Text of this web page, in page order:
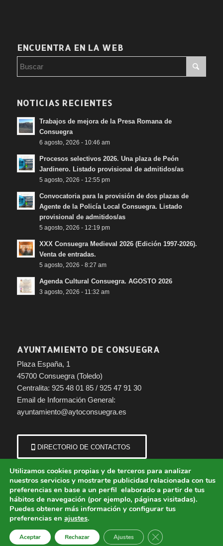
ENCUENTRA EN LA WEB
NOTICIAS RECIENTES
Trabajos de mejora de la Presa Romana de
Consuegra
6 agosto, 2026 - 10:46 am
Procesos selectivos 2026. Una plaza de Peón
Jardinero. Listado provisional de admitidos/as
5 agosto, 2026 - 12:55 pm
Convocatoria para la provisión de dos plazas de
Agente de la Policía Local Consuegra. Listado
provisional de admitidos/as
5 agosto, 2026 - 12:19 pm
XXX Consuegra Medieval 2026 (Edición 1997-2026).
Venta de entradas.
5 agosto, 2026 - 8:27 am
Agenda Cultural Consuegra. AGOSTO 2026
3 agosto, 2026 - 11:32 am
AYUNTAMIENTO DE CONSUEGRA
Plaza España, 1
45700 Consuegra (Toledo)
Centralita: 925 48 01 85 / 925 47 91 30
Email de Información General:
ayuntamiento@aytoconsuegra.es
DIRECTORIO DE CONTACTOS
© Copyright - Ayuntamiento de Consuegra (Toledo) | Portal municipal.
Aviso Legal Política de Cookies
Política de Privacidad
Protección de Datos
Política de Accesibilidad
Utilizamos cookies propias y de terceros para analizar
nuestros servicios y mostrarte publicidad relacionada con tus
preferencias en base a un perfil elaborado a partir de tus
hábitos de navegación (por ejemplo, páginas visitadas).
Puedes obtener más información y configurar tus
preferencias en ajustes.
Aceptar Rechazar Ajustes Cerrar el banner de